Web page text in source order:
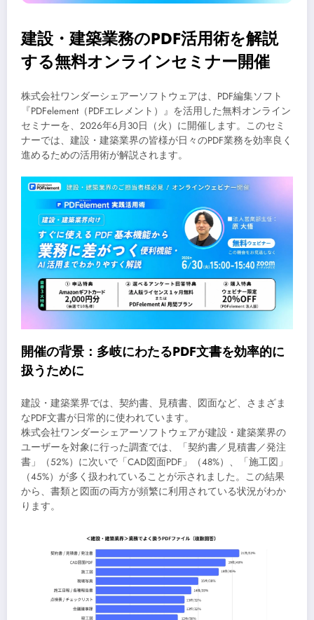
建設・建築業務のPDF活用術を解説
する無料オンラインセミナー開催
株式会社ワンダーシェアーソフトウェアは、PDF編集ソフト
『PDFelement（PDFエレメント）』を活用した無料オンライン
セミナーを、2026年6月30日（火）に開催します。このセミ
ナーでは、建設・建築業界の皆様が日々のPDF業務を効率良く
進めるための活用術が解説されます。
開催の背景：多岐にわたるPDF文書を効率的に
扱うために
建設・建築業界では、契約書、見積書、図面など、さまざま
なPDF文書が日常的に使われています。
株式会社ワンダーシェアーソフトウェアが建設・建築業界の
ユーザーを対象に行った調査では、「契約書／見積書／発注
書」（52%）に次いで「CAD図面PDF」（48%）、「施工図」
（45%）が多く扱われていることが示されました。この結果
から、書類と図面の両方が頻繁に利用されている状況がわか
ります。